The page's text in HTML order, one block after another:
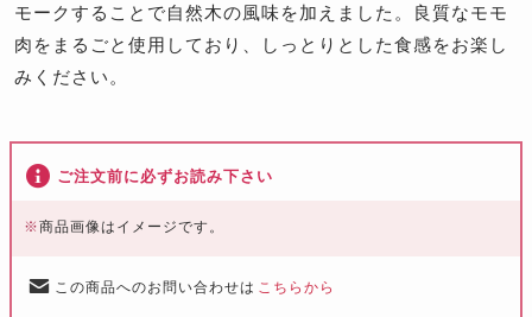
モークすることで自然木の風味を加えました。良質なモモ
肉をまるごと使用しており、しっとりとした食感をお楽し
みください。
ご注文前に必ずお読み下さい
※商品画像はイメージです。
この商品へのお問い合わせは こちらから